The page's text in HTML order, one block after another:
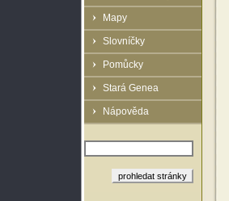
Mapy
Slovníčky
Pomůcky
Stará Genea
Nápověda